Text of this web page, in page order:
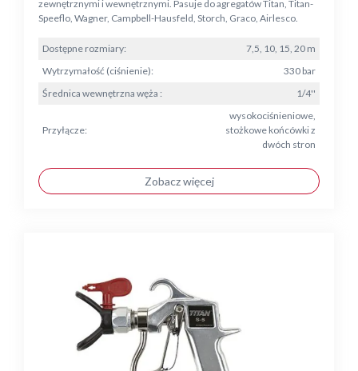
zewnętrznymi i wewnętrznymi. Pasuje do agregatów Titan, Titan-
Speeflo, Wagner, Campbell-Hausfeld, Storch, Graco, Airlesco.
Dostępne rozmiary:
7,5, 10, 15, 20 m
Wytrzymałość (ciśnienie):
330 bar
Średnica wewnętrzna węża :
1/4''
Przyłącze:
wysokociśnieniowe,
stożkowe końcówki z
dwóch stron
Zobacz więcej